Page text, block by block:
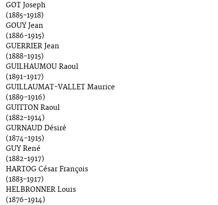
GOT Joseph
(1885-1918)
GOUY Jean
(1886-1915)
GUERRIER Jean
(1888-1915)
GUILHAUMOU Raoul
(1891-1917)
GUILLAUMAT-VALLET Maurice
(1889-1916)
GUITTON Raoul
(1882-1914)
GURNAUD Désiré
(1874-1915)
GUY René
(1882-1917)
HARTOG César François
(1883-1917)
HELBRONNER Louis
(1876-1914)